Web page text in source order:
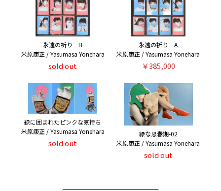
永遠の祈り B
米原康正 / Yasumasa Yonehara
sold out
永遠の祈り A
米原康正 / Yasumasa Yonehara
￥385,000
緑に囲まれたピンクな気持ち
米原康正 / Yasumasa Yonehara
sold out
緑な思春期-02
米原康正 / Yasumasa Yonehara
sold out